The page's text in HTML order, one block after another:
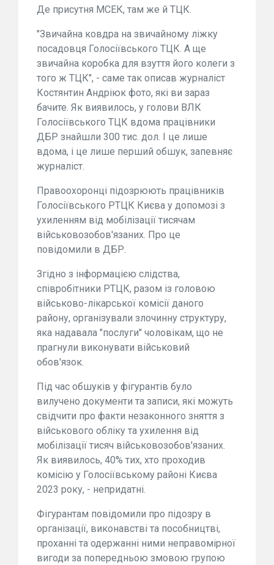
Де присутня МСЕК, там же й ТЦК.
"Звичайна ковдра на звичайному ліжку
посадовця Голосіївського ТЦК. А ще
звичайна коробка для взуття його колеги з
того ж ТЦК", - саме так описав журналіст
Костянтин Андріюк фото, які ви зараз
бачите. Як виявилось, у голови ВЛК
Голосіївського ТЦК вдома працівники
ДБР знайшли 300 тис. дол. І це лише
вдома, і це лише перший обшук, запевняє
журналіст.
Правоохоронці підозрюють працівників
Голосіївського РТЦК Києва у допомозі з
ухиленням від мобілізації тисячам
військовозобов'язаних. Про це
повідомили в ДБР.
Згідно з інформацією слідства,
співробітники РТЦК, разом із головою
військово-лікарської комісії даного
району, організували злочинну структуру,
яка надавала "послуги" чоловікам, що не
прагнули виконувати військовий
обов'язок.
Під час обшуків у фігурантів було
вилучено документи та записи, які можуть
свідчити про факти незаконного зняття з
військового обліку та ухилення від
мобілізації тисяч військовозобов'язаних.
Як виявилось, 40% тих, хто проходив
комісію у Голосіївському районі Києва
2023 року, - непридатні.
Фігурантам повідомили про підозру в
організації, виконавстві та пособництві,
проханні та одержанні ними неправомірної
вигоди за попередньою змовою групою